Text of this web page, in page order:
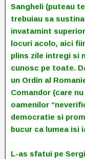
Sangheli (puteau
trebuiau sa
invatamint
locuri acolo, aici
plins zile intregi si
cunosc pe toate.
un Ordin al
Comandor (care
oamenilor
democratie si
bucur ca lumea isi
L-as sfatui pe